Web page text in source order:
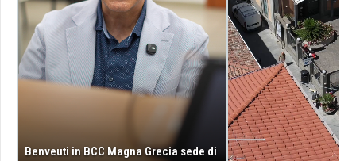
Benveuti in BCC Magna Grecia sede di